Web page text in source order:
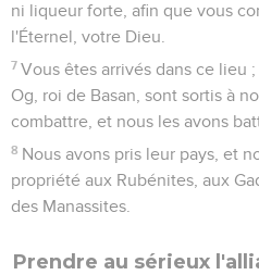
ni liqueur forte, afin que vous
l'Éternel, votre Dieu.
7 Vous êtes arrivés dans ce lieu
Og, roi de Basan, sont sortis à
combattre, et nous les avons
8 Nous avons pris leur pays, et
propriété aux Rubénites, aux
des Manassites.
Prendre au sérieux